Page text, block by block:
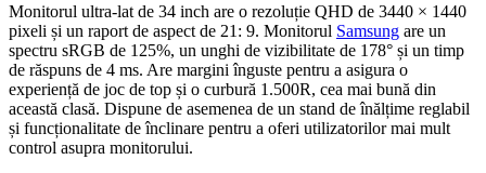
Monitorul ultra-lat de 34 inch are o rezoluție QHD de 3440 × 1440
pixeli și un raport de aspect de 21: 9. Monitorul Samsung are un
spectru sRGB de 125%, un unghi de vizibilitate de 178° și un timp
de răspuns de 4 ms. Are margini înguste pentru a asigura o
experiență de joc de top și o curbură 1.500R, cea mai bună din
această clasă. Dispune de asemenea de un stand de înălțime reglabil
și funcționalitate de înclinare pentru a oferi utilizatorilor mai mult
control asupra monitorului.